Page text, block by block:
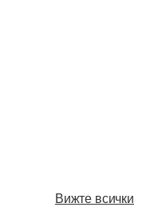
Вижте всички